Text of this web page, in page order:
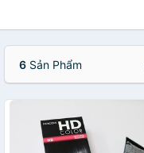
6 Sản Phẩm